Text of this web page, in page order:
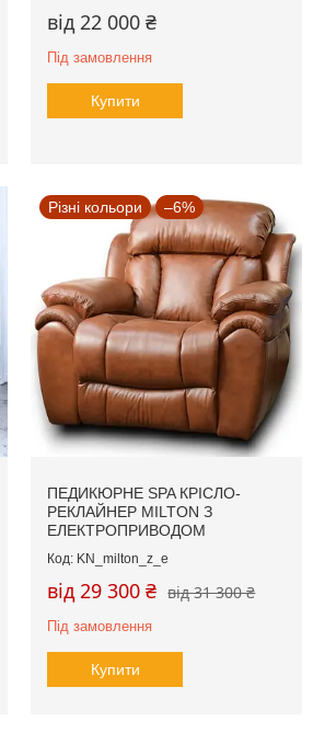
від 22 000 ₴
Під замовлення
Купити
Різні кольори –6%
ПЕДИКЮРНЕ SPA КРІСЛО-
РЕКЛАЙНЕР MILTON З
ЕЛЕКТРОПРИВОДОМ
KN_milton_z_e
від 31 300 ₴
від 29 300 ₴
Під замовлення
Купити